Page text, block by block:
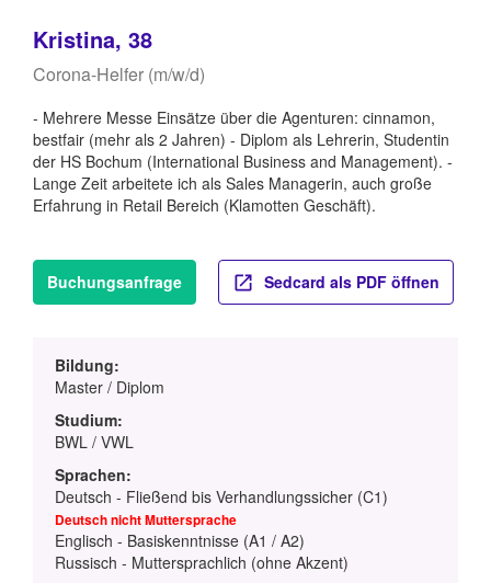
Kristina, 38
Corona-Helfer (m/w/d)
- Mehrere Messe Einsätze über die Agenturen: cinnamon,
bestfair (mehr als 2 Jahren) - Diplom als Lehrerin, Studentin
der HS Bochum (International Business and Management). -
Lange Zeit arbeitete ich als Sales Managerin, auch große
Erfahrung in Retail Bereich (Klamotten Geschäft).
Buchungsanfrage Sedcard als PDF öffnen
Bildung:
Master / Diplom
Studium:
BWL / VWL
Sprachen:
Deutsch - Fließend bis Verhandlungssicher (C1)
Deutsch nicht Muttersprache
Englisch - Basiskenntnisse (A1 / A2)
Russisch - Muttersprachlich (ohne Akzent)